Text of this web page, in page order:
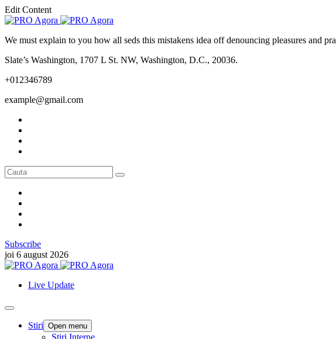
Edit Content
We must explain to you how all seds this mistakens idea off denouncing pleasures and
Slate’s Washington, 1707 L St. NW, Washington, D.C., 20036.
+012346789
example@gmail.com
Subscribe
joi 6 august 2026
Live Update
Stiri Open menu
Stiri Interne